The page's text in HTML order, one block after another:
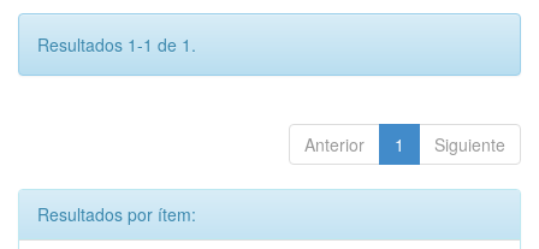
Resultados 1-1 de 1.
Anterior 1 Siguiente
Resultados por ítem: